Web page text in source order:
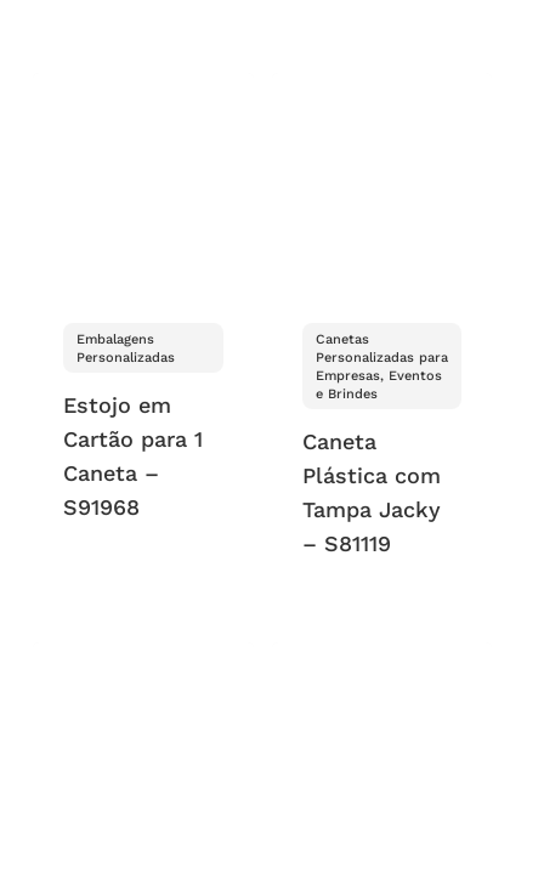
Embalagens
Personalizadas
Estojo em
Cartão para 1
Caneta –
S91968
Canetas
Personalizadas para
Empresas, Eventos
e Brindes
Caneta
Plástica com
Tampa Jacky
– S81119